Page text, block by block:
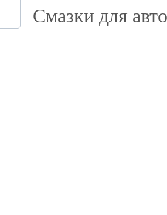
Смазки для